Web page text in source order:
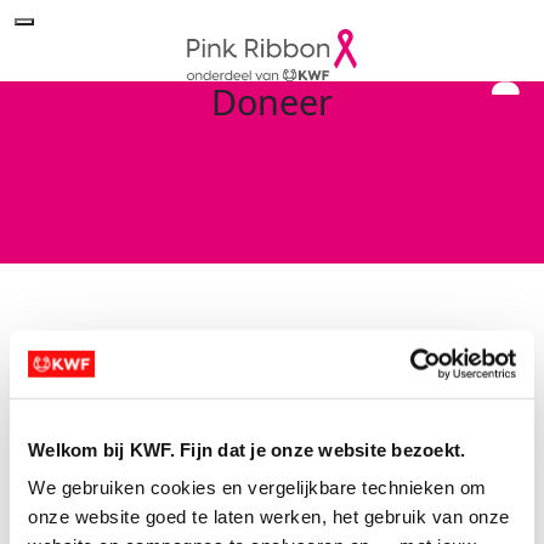
Welkom bij KWF. Fijn dat je onze website bezoekt.
We gebruiken cookies en vergelijkbare technieken om
onze website goed te laten werken, het gebruik van onze
Doneer
Search for a Fundraiser
Of doneer direct aan Pink Ribbon
Sorry no results returned for your